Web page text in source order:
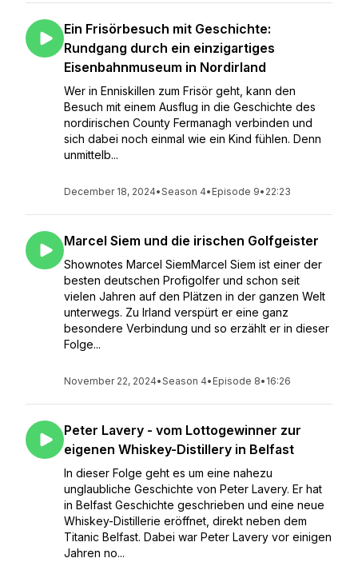
Ein Frisörbesuch mit Geschichte:
Rundgang durch ein einzigartiges
Eisenbahnmuseum in Nordirland
Wer in Enniskillen zum Frisör geht, kann den
Besuch mit einem Ausflug in die Geschichte des
nordirischen County Fermanagh verbinden und
sich dabei noch einmal wie ein Kind fühlen. Denn
unmittelb...
December 18, 2024•Season 4• Episode 9• 22:23
Marcel Siem und die irischen Golfgeister
Shownotes Marcel SiemMarcel Siem ist einer der
besten deutschen Profigolfer und schon seit
vielen Jahren auf den Plätzen in der ganzen Welt
unterwegs. Zu Irland verspürt er eine ganz
besondere Verbindung und so erzählt er in dieser
Folge...
November 22, 2024•Season 4• Episode 8• 16:26
Peter Lavery - vom Lottogewinner zur
eigenen Whiskey-Distillery in Belfast
In dieser Folge geht es um eine nahezu
unglaubliche Geschichte von Peter Lavery. Er hat
in Belfast Geschichte geschrieben und eine neue
Whiskey-Distillerie eröffnet, direkt neben dem
Titanic Belfast. Dabei war Peter Lavery vor einigen
Jahren no...